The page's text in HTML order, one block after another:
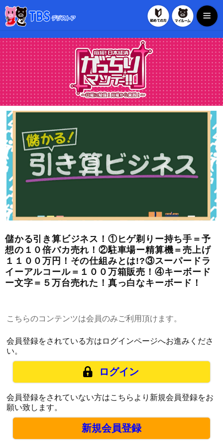
初めての方マイル
儲かる引き算ビジネス！①ヒゲ剃りー持ち手＝予
想の１０倍バカ売れ！②駐車場ー精算機＝売上げ
１１００万円！その仕組みとは!?③スーパードラ
イーアルコール＝１００万箱販売！④キーボード
ー文字＝５万台売れた！真っ白なキーボード！
こちらのコンテンツは会員のみご利用頂けます。
会員登録をされている方はログインページへお進みくださ
い。
ログイン
会員登録をされていない方はこちらより新規会員登録をお
願い致します。
新規会員登録